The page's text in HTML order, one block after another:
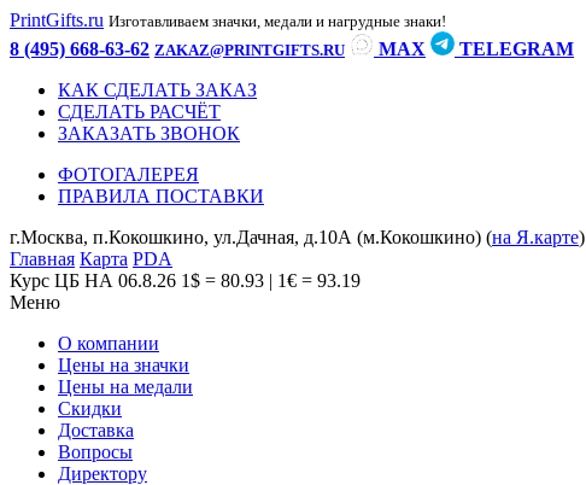
PrintGifts.ru Изготавливаем значки, медали и нагрудные знаки!
8 (495) 668-63-62 ZAKAZ@PRINTGIFTS.RU MAX
TELEGRAM
КАК СДЕЛАТЬ ЗАКАЗ
СДЕЛАТЬ РАСЧЁТ
ЗАКАЗАТЬ ЗВОНОК
ФОТОГАЛЕРЕЯ
ПРАВИЛА ПОСТАВКИ
г.Москва, п.Кокошкино, ул.Дачная, д.10А (м.Кокошкино) (на Я.карте)
Главная Карта PDA
Курс ЦБ НА 06.8.26 1$ = 80.93 | 1€ = 93.19
Меню
О компании
Цены на значки
Цены на медали
Скидки
Доставка
Вопросы
Директору